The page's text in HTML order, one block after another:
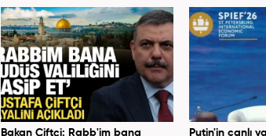
Bakan Çiftçi: Rabb'im bana
Putin'in canlı